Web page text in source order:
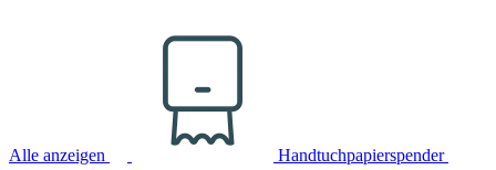
Alle anzeigen Handtuchpapierspender